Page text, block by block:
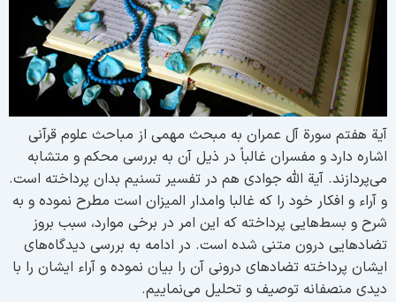
هفتم سورة آل عمران به مبحث مهمی ‌از مباحث علوم قرآنی
دارد و مفسران غالباً در ذیل آن به بررسی محکم و متشابه
آیة الله جوادی هم در تفسیر تسنیم بدان پرداخته است.
آراء و افکار خود را که غالبا وامدار المیزان است مطرح نموده و به
و بسط‌هایی پرداخته که این امر در برخی موارد، سبب بروز
درون متنی شده است. در ادامه به بررسی دیدگاه‌های
پرداخته تضاد‌های درونی آن را بیان نموده و آراء ایشان را با
منصفانه توصیف و تحلیل می‌نماییم.